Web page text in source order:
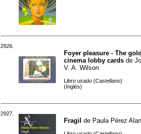
2926.
Foyer pleasure - The
cinema lobby cards de
V. A. Wilson
Libro usado (Castellano)
(Inglés)
2927.
Fragil de Paula Pérez